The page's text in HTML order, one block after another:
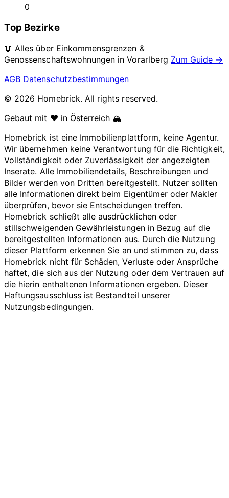
0
Top Bezirke
📖 Alles über Einkommensgrenzen &
Genossenschaftswohnungen inVorarlberg Zum Guide →
AGB Datenschutzbestimmungen
© 2026 Homebrick. All rights reserved.
Gebaut mit ❤️ in Österreich 🏔️
Homebrick ist eine Immobilienplattform, keine Agentur.
Wir übernehmen keine Verantwortung für die Richtigkeit,
Vollständigkeit oder Zuverlässigkeit der angezeigten
Inserate. Alle Immobiliendetails, Beschreibungen und
Bilder werden von Dritten bereitgestellt. Nutzer sollten
alle Informationen direkt beim Eigentümer oder Makler
überprüfen, bevor sie Entscheidungen treffen.
Homebrick schließt alle ausdrücklichen oder
stillschweigenden Gewährleistungen in Bezug auf die
bereitgestellten Informationen aus. Durch die Nutzung
dieser Plattform erkennen Sie an und stimmen zu, dass
Homebrick nicht für Schäden, Verluste oder Ansprüche
haftet, die sich aus der Nutzung oder dem Vertrauen auf
die hierin enthaltenen Informationen ergeben. Dieser
Haftungsausschluss ist Bestandteil unserer
Nutzungsbedingungen.